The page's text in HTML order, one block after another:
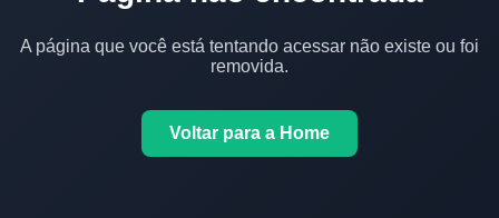
A página que você está tentando acessar não existe ou foi
removida.
Voltar para a Home